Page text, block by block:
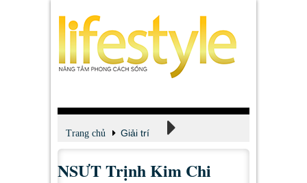
Trang chủ Giải trí
Xem - Nghe - Đọc
NSƯT Trịnh Kim Chi